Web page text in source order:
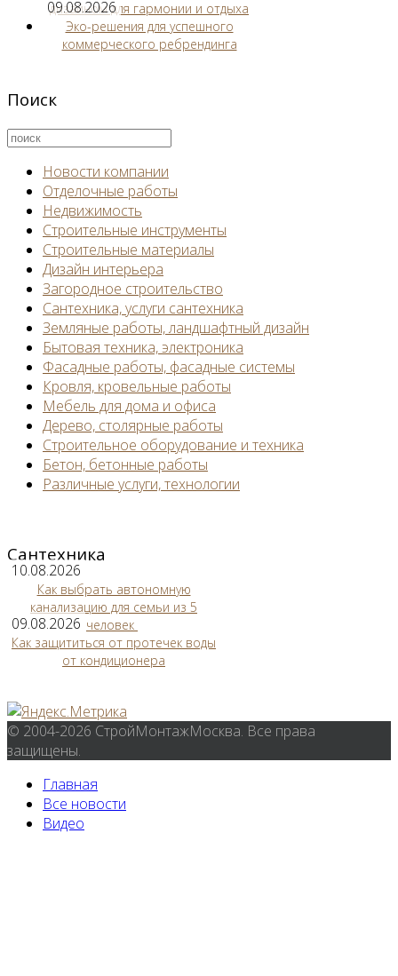
дизайном для гармонии и отдыха
09.08.2026
Эко-решения для успешного
коммерческого ребрендинга
Поиск
Новости компании
Отделочные работы
Недвижимость
Строительные инструменты
Строительные материалы
Дизайн интерьера
Загородное строительство
Сантехника, услуги сантехника
Земляные работы, ландшафтный дизайн
Бытовая техника, электроника
Фасадные работы, фасадные системы
Кровля, кровельные работы
Мебель для дома и офиса
Дерево, столярные работы
Строительное оборудование и техника
Бетон, бетонные работы
Различные услуги, технологии
Сантехника
10.08.2026
Как выбрать автономную
канализацию для семьи из 5
человек
09.08.2026
Как защититься от протечек воды
от кондиционера
© 2004-2026 СтройМонтажМосква. Все права
защищены.
Главная
Все новости
Видео